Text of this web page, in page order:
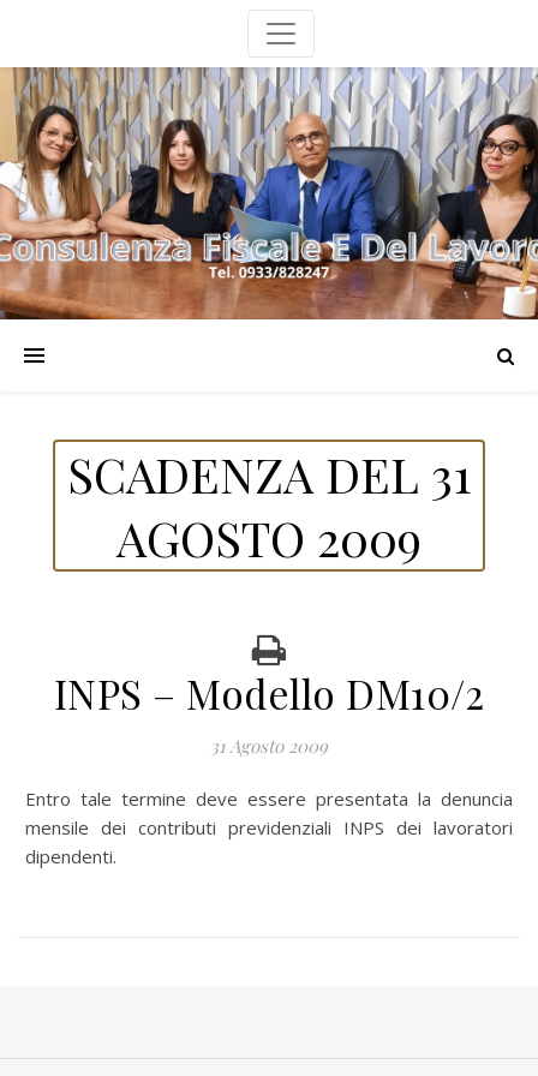
SCADENZA DEL 31
AGOSTO 2009
INPS – Modello DM10/2
31 Agosto 2009
Entro tale termine deve essere presentata la denuncia
mensile dei contributi previdenziali INPS dei lavoratori
dipendenti.